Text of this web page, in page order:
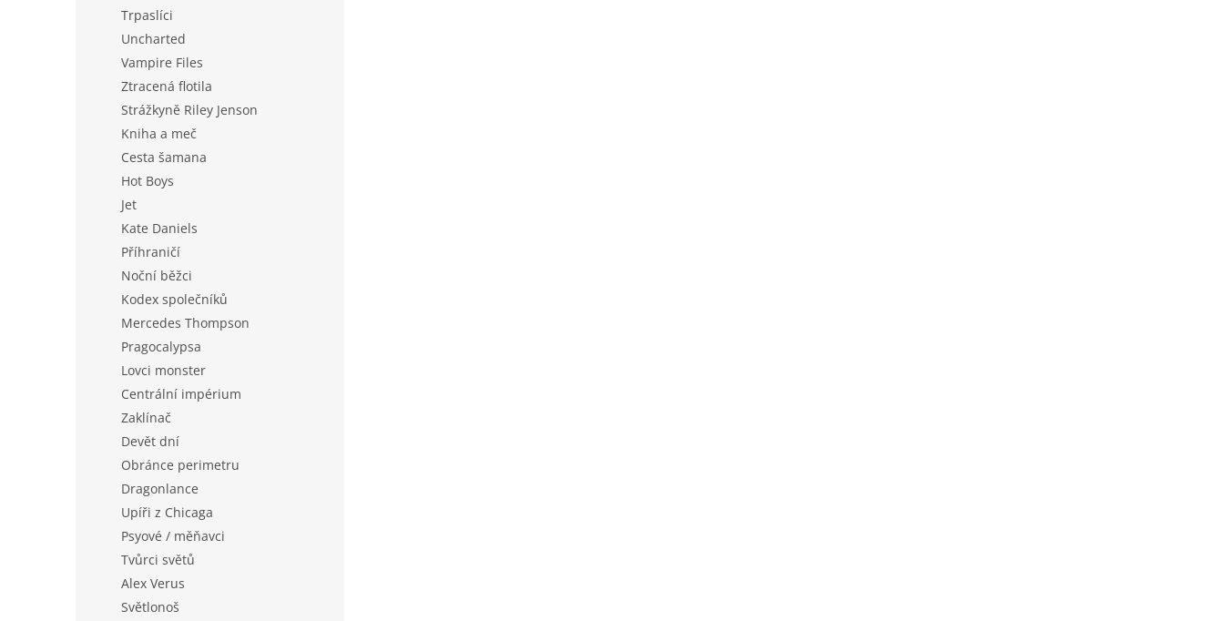
Trpaslíci
Uncharted
Vampire Files
Ztracená flotila
Strážkyně Riley Jenson
Kniha a meč
Cesta šamana
Hot Boys
Jet
Kate Daniels
Příhraničí
Noční běžci
Kodex společníků
Mercedes Thompson
Pragocalypsa
Lovci monster
Centrální impérium
Zaklínač
Devět dní
Obránce perimetru
Dragonlance
Upíři z Chicaga
Psyové / měňavci
Tvůrci světů
Alex Verus
Světlonoš